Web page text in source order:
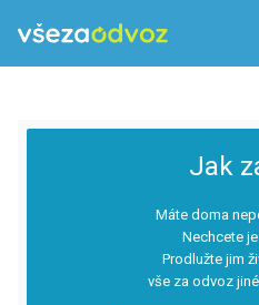
Jak
Máte doma
Nechcete
Prodlužte jim
vše za odvoz